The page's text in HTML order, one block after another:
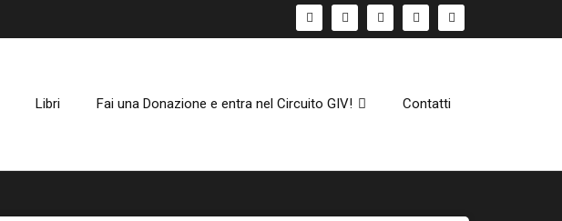
Libri Fai una Donazione e entra nel Circuito GIV! Contatti